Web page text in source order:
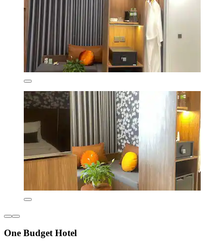
One Budget Hotel